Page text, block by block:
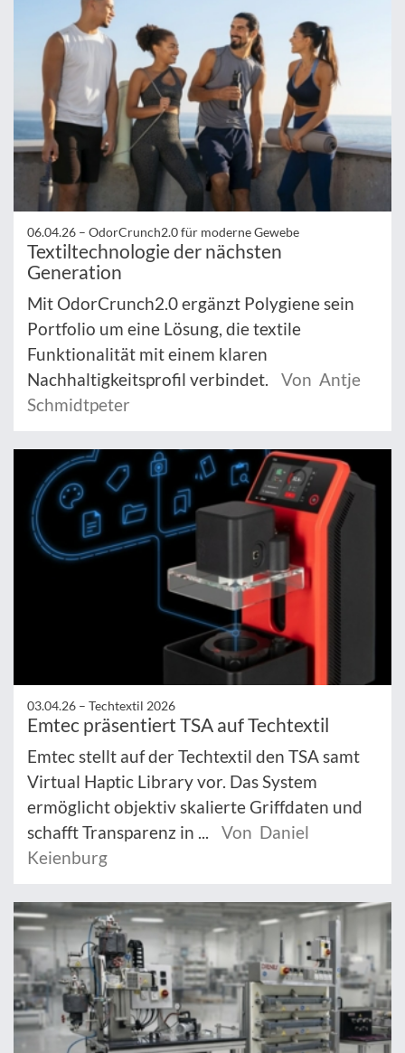
06.04.26 – OdorCrunch2.0 für moderne Gewebe
Textiltechnologie der nächsten
Generation
Mit OdorCrunch2.0 ergänzt Polygiene sein
Portfolio um eine Lösung, die textile
Funktionalität mit einem klaren
Nachhaltigkeitsprofil verbindet.
Von Antje
Schmidtpeter
03.04.26 – Techtextil 2026
Emtec präsentiert TSA auf Techtextil
Emtec stellt auf der Techtextil den TSA samt
Virtual Haptic Library vor. Das System
ermöglicht objektiv skalierte Griffdaten und
schafft Transparenz in ...
Von Daniel
Keienburg